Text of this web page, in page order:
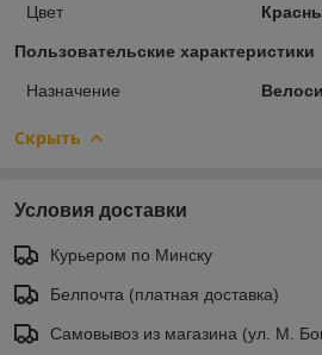
Цвет
Пользовательские характеристики
Назначение
Скрыть
Условия доставки
Курьером по Минску
Белпочта (платная доставка)
Самовывоз из магазина (ул. М.